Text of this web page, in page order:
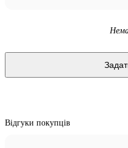
Відгуки покупців